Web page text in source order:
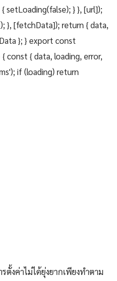
setLoading(false); } }, [url]);
}, [fetchData]); return { data,
}; } export const
const { data, loading, error,
if (loading) return
ตั้งค่าไม่ได้ยุ่งยากเพียงทำตาม